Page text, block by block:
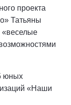
проекта
Татьяны
«веселые
юных
«Наши